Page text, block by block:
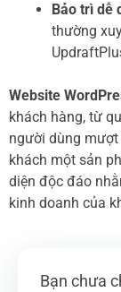
Bảo trì dễ
thường
Website
khách hàng, từ
người dùng
khách một sản
diện độc đáo
kinh doanh của
Bạn chưa